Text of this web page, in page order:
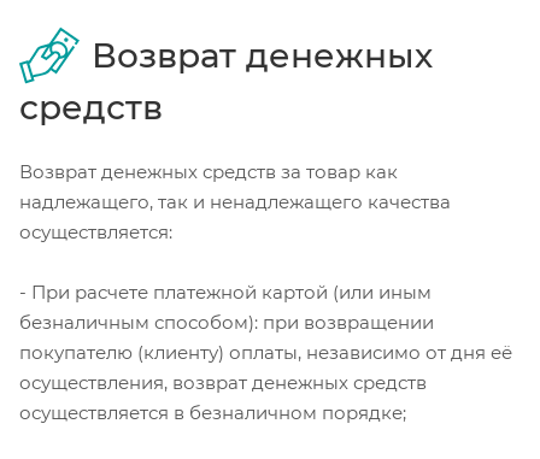
Возврат денежных
средств
Возврат денежных средств за товар как
надлежащего, так и ненадлежащего качества
осуществляется:
- При расчете платежной картой (или иным
безналичным способом): при возвращении
покупателю (клиенту) оплаты, независимо от дня её
осуществления, возврат денежных средств
осуществляется в безналичном порядке;